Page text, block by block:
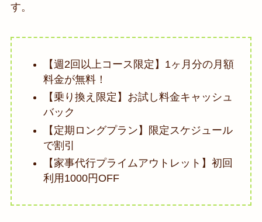
す。
【週2回以上コース限定】1ヶ月分の月額
料金が無料！
【乗り換え限定】お試し料金キャッシュ
バック
【定期ロングプラン】限定スケジュール
で割引
【家事代行プライムアウトレット】初回
利用1000円OFF